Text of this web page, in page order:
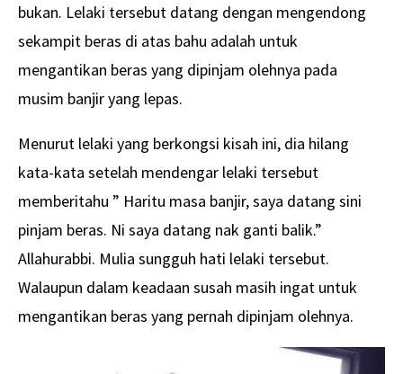
bukan. Lelaki tersebut datang dengan mengendong
sekampit beras di atas bahu adalah untuk
mengantikan beras yang dipinjam olehnya pada
musim banjir yang lepas.
Menurut lelaki yang berkongsi kisah ini, dia hilang
kata-kata setelah mendengar lelaki tersebut
memberitahu ” Haritu masa banjir, saya datang sini
pinjam beras. Ni saya datang nak ganti balik.”
Allahurabbi. Mulia sungguh hati lelaki tersebut.
Walaupun dalam keadaan susah masih ingat untuk
mengantikan beras yang pernah dipinjam olehnya.